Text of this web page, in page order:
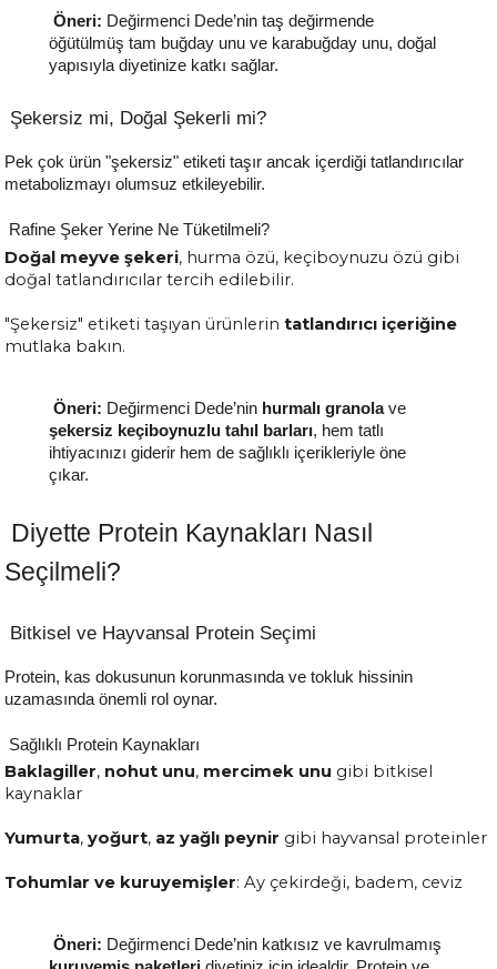
Öneri: Değirmenci Dede’nin taş değirmende
öğütülmüş tam buğday unu ve karabuğday unu, doğal
yapısıyla diyetinize katkı sağlar.
Şekersiz mi, Doğal Şekerli mi?
Pek çok ürün "şekersiz" etiketi taşır ancak içerdiği tatlandırıcılar
metabolizmayı olumsuz etkileyebilir.
Rafine Şeker Yerine Ne Tüketilmeli?
Doğal meyve şekeri, hurma özü, keçiboynuzu özü gibi
doğal tatlandırıcılar tercih edilebilir.
"Şekersiz" etiketi taşıyan ürünlerin tatlandırıcı içeriğine
mutlaka bakın.
Öneri: Değirmenci Dede’nin hurmalı granolave
şekersiz keçiboynuzlu tahıl barları, hem tatlı
ihtiyacınızı giderir hem de sağlıklı içerikleriyle öne
çıkar.
Diyette Protein Kaynakları Nasıl
Seçilmeli?
Bitkisel ve Hayvansal Protein Seçimi
Protein, kas dokusunun korunmasında ve tokluk hissinin
uzamasında önemli rol oynar.
Sağlıklı Protein Kaynakları
Baklagiller, nohut unu, mercimek unu gibi bitkisel
kaynaklar
Yumurta, yoğurt, az yağlı peynir gibi hayvansal proteinler
Tohumlar ve kuruyemişler: Ay çekirdeği, badem, ceviz
Öneri: Değirmenci Dede’nin katkısız ve kavrulmamış